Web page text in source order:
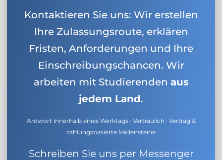
Kontaktieren Sie uns: Wir erstellen
Ihre Zulassungsroute, erklären
Fristen, Anforderungen und Ihre
Einschreibungschancen. Wir
arbeiten mit Studierenden aus
jedem Land.
Antwort innerhalb eines Werktags · Vertraulich · Vertrag &
zahlungsbasierte Meilensteine
Schreiben Sie uns per Messenger